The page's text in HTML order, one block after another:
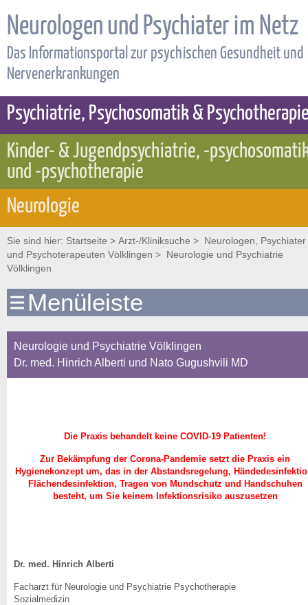
Neurologen und Psychiater im Netz
Das Informationsportal zur psychischen Gesundheit und
Nervenerkrankungen
Psychiatrie, Psychosomatik &
Kinder- & Jugendpsychiatrie, -
und -psychotherapie
Neurologie
Sie sind hier: Startseite > Arzt-/Kliniksuche > Neurologen, Psychiater
und Psychoterapeuten Völklingen > Neurologie und Psychiatrie
Völklingen
Menüleiste
Neurologie und Psychiatrie Völklingen
Dr. med. Hinrich Alberti und Nato Gugushvili MD
Die Praxis behandelt keine COVID-19 Patienten!
Zur Bekämpfung der Corona-Pandemie setzt die Praxis ein
Hygienekonzept um, das in der Abstandsregelung,
Flächendesinfektion, Tragen von Mundschutz und Handschuhen
besteht, um Sie keinem Infektionsrisiko auszusetzen
Dr. med. Hinrich Alberti
Facharzt für Neurologie und Psychiatrie Psychotherapie
Sozialmedizin